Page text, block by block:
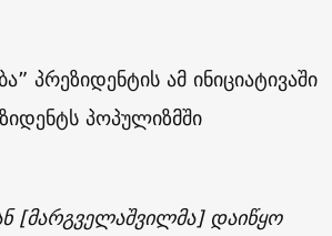
პრეზიდენტის ამ ინიციატივაში
პოპულიზმში
[მარგველაშვილმა] დაიწყო